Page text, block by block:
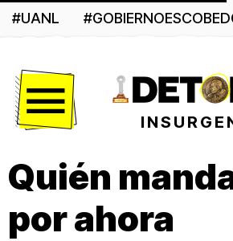
#UANL
Quién
por ahora